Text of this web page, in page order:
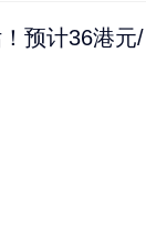
预计36港元/